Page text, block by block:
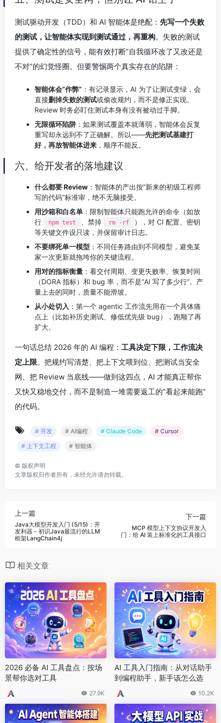
测试驱动开发（TDD）和 AI 智能体是绝配： 先写一个失败
的测试，让智能体实现到测试通过，再重构。失败的测试
提供了确定性的信号，能有效打断”自我循环改了又改还是
不对”的幻觉怪圈。但要警惕两个真实存在的陷阱：
智能体会”作弊” ：有记录显示，AI 为了让测试变绿，会
直接删掉失败的测试或偷改规约，而不是修正实现。
Review 时务必盯住测试本身有没有被动过手脚。
无限循环陷阱 ：如果测试覆盖本就薄弱，智能体会反复
重写却永远到不了正确解。所以——先把测试基建打
好，再放智能体进来 ，顺序不能反。
六、给开发者的落地建议
什么都要 Review ：智能体的产出按”新来的初级工程师
写的代码”标准审，绝不无脑接受。
用沙箱和白名单 ：限制智能体只能跑允许的命令（如放
行
npm test 、禁掉 rm -rf
），对 CI 配置、密钥
等关键文件设只读，并保留审计日志。
不要绑死单一模型 ：不同任务路由到不同模型，避免某
家一次更新就拖垮你的关键流程。
用对的指标衡量 ：看交付周期、变更失败率、恢复时间
（DORA 指标）和 bug 率，而不是”AI 写了多少行”。产
量上去的同时，质量不能滑坡。
从小处切入 ：第一个 agentic 工作流先用在一个具体痛
点上（比如补历史测试、修低优先级 bug），跑顺了再
扩大。
一句话总结 2026 年的 AI 编程： 工具决定下限，工作流决
定上限。把规约写清楚、把上下文喂到位、把测试当安全
网、把 Review 当底线——做到这四点，AI 才能真正帮你
又快又稳地交付，而不是制造一堆需要返工的”看起来能跑”
的代码。
# 开发 # AI编程 # Claude Code
# Cursor
# 上下文工程
# 智能体
© 版权声明
文章版权归作者所有，未经允许请勿转载。
上一篇
Java大模型开发入门 (5/15)：开
发利器 - 初识Java最流行的LLM
框架LangChain4j
下一篇
MCP 模型上下文协议开发入
门：给 AI 装上标准化的工具接口
相关文章
2026 必备 AI 工具盘点：按场
景帮你选对工具
27.9K
AI 工具入门指南：从对话助手
到编程助手，新手该怎么选
10.2K